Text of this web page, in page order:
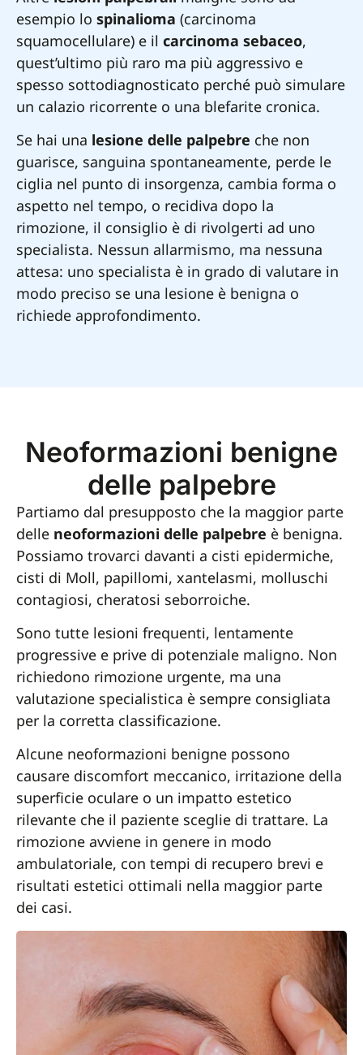
esempio lo spinalioma (carcinoma
squamocellulare) e il carcinoma sebaceo,
quest’ultimo più raro ma più aggressivo e
spesso sottodiagnosticato perché può simulare
un calazio ricorrente o una blefarite cronica.
Se hai una lesione delle palpebre che non
guarisce, sanguina spontaneamente, perde le
ciglia nel punto di insorgenza, cambia forma o
aspetto nel tempo, o recidiva dopo la
rimozione, il consiglio è di rivolgerti ad uno
specialista. Nessun allarmismo, ma nessuna
attesa: uno specialista è in grado di valutare in
modo preciso se una lesione è benigna o
richiede approfondimento.
Neoformazioni benigne
delle palpebre
Partiamo dal presupposto che la maggior parte
delle neoformazioni delle palpebre è benigna.
Possiamo trovarci davanti a cisti epidermiche,
cisti di Moll, papillomi, xantelasmi, molluschi
contagiosi, cheratosi seborroiche.
Sono tutte lesioni frequenti, lentamente
progressive e prive di potenziale maligno. Non
richiedono rimozione urgente, ma una
valutazione specialistica è sempre consigliata
per la corretta classificazione.
Alcune neoformazioni benigne possono
causare discomfort meccanico, irritazione della
superficie oculare o un impatto estetico
rilevante che il paziente sceglie di trattare. La
rimozione avviene in genere in modo
ambulatoriale, con tempi di recupero brevi e
risultati estetici ottimali nella maggior parte
dei casi.